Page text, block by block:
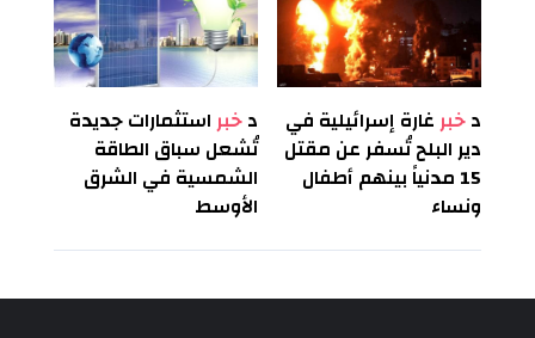
دخبرغارة إسرائيلية في
دير البلح تُسفر عن مقتل
15 مدنياً بينهم أطفال
ونساء
دخبراستثمارات جديدة
تُشعل سباق الطاقة
الشمسية في الشرق
الأوسط